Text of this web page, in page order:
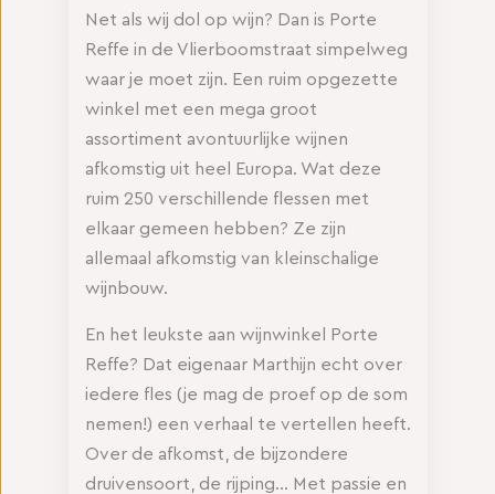
Net als wij dol op wijn? Dan is Porte
Reffe in de Vlierboomstraat simpelweg
waar je moet zijn. Een ruim opgezette
winkel met een mega groot
assortiment avontuurlijke wijnen
afkomstig uit heel Europa. Wat deze
ruim 250 verschillende flessen met
elkaar gemeen hebben? Ze zijn
allemaal afkomstig van kleinschalige
wijnbouw.
En het leukste aan wijnwinkel Porte
Reffe? Dat eigenaar Marthijn echt over
iedere fles (je mag de proef op de som
nemen!) een verhaal te vertellen heeft.
Over de afkomst, de bijzondere
druivensoort, de rijping… Met passie en